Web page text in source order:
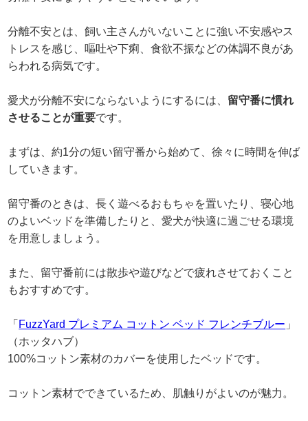
分離不安とは、飼い主さんがいないことに強い不安感やス
トレスを感じ、嘔吐や下痢、食欲不振などの体調不良があ
らわれる病気です。
愛犬が分離不安にならないようにするには、 留守番に慣れ
させることが重要です。
まずは、約1分の短い留守番から始めて、徐々に時間を伸ば
していきます。
留守番のときは、長く遊べるおもちゃを置いたり、寝心地
のよいベッドを準備したりと、愛犬が快適に過ごせる環境
を用意しましょう。
また、留守番前には散歩や遊びなどで疲れさせておくこと
もおすすめです。
「 FuzzYard プレミアム コットン ベッド フレンチブルー 」
（ホッタハブ）
100%コットン素材のカバーを使用したベッドです。
コットン素材でできているため、肌触りがよいのが魅力。